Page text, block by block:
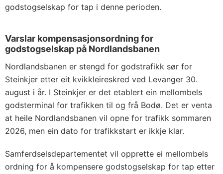
godstogselskap for tap i denne perioden.
Varslar kompensasjonsordning for
godstogselskap på Nordlandsbanen
Nordlandsbanen er stengd for godstrafikk sør for
Steinkjer etter eit kvikkleireskred ved Levanger 30.
august i år. I Steinkjer er det etablert ein mellombels
godsterminal for trafikken til og frå Bodø. Det er venta
at heile Nordlandsbanen vil opne for trafikk sommaren
2026, men ein dato for trafikkstart er ikkje klar.
Samferdselsdepartementet vil opprette ei mellombels
ordning for å kompensere godstogselskap for tap etter